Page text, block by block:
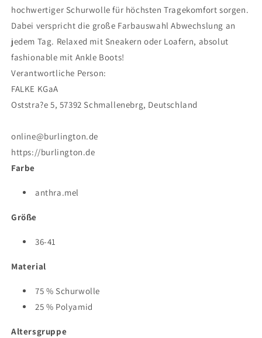
hochwertiger Schurwolle für höchsten Tragekomfort sorgen.
Dabei verspricht die große Farbauswahl Abwechslung an
jedem Tag. Relaxed mit Sneakern oder Loafern, absolut
fashionable mit Ankle Boots!
Verantwortliche Person:
FALKE KGaA
Oststra?e 5, 57392 Schmallenebrg, Deutschland
online@burlington.de
https://burlington.de
Farbe
anthra.mel
Größe
36-41
Material
75 % Schurwolle
25 % Polyamid
Altersgruppe